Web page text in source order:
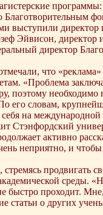
программы:
Благотворительным
выступили
Эйвисон, директор
директор
что
«Проблема
поэтому
его словам,
на международной
Стэнфордский
активно
неприятно, и
продвигать
среды.
проходит.
статьи о других